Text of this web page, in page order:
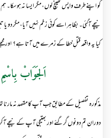
کو اپنے طرف واپس کھینچ لوں، مگر ایسا نہ ہو
نیچے آگئی۔ بظاہر اسے کوئی زخم نہیں آیا، مگر
کیا یہ واقعہ قتلِ خطا کے زمرے میں آتا ہے؟ اور
اَلجَوَابْ
مذکورہ تفصیل کے مطابق جب آپ کا مقصد نہ مارنا تھا
دوران تم دونوں گرگئے اور بھتیجی آپ کے نیچے